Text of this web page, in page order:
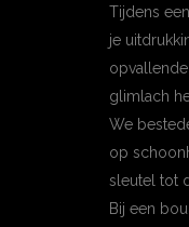
Tijdens
je
glimlach
We
op
sleutel tot
Bij een